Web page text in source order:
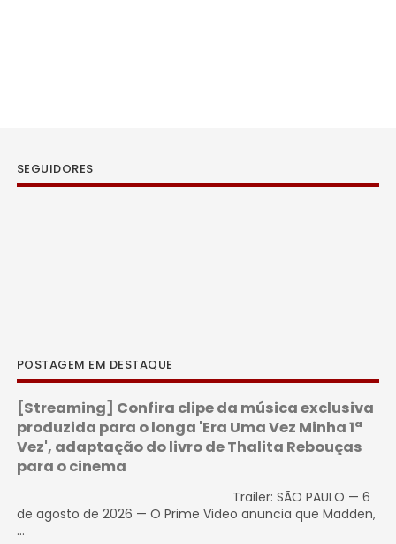
SEGUIDORES
POSTAGEM EM DESTAQUE
[Streaming] Confira clipe da música exclusiva
produzida para o longa 'Era Uma Vez Minha 1ª
Vez', adaptação do livro de Thalita Rebouças
para o cinema
Trailer: SÃO PAULO — 6
de agosto de 2026 — O Prime Video anuncia que Madden,
...